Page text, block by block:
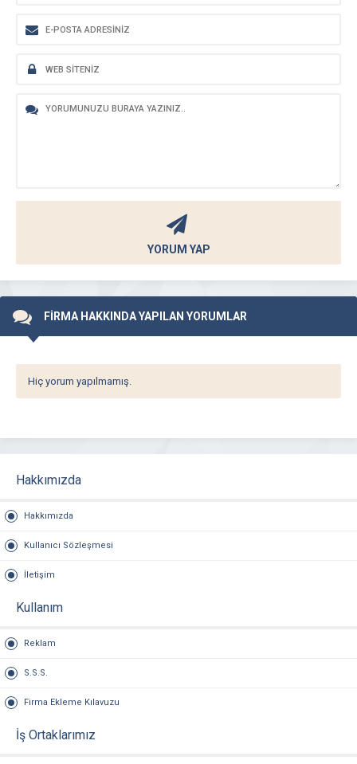
YORUM YAP
FİRMA HAKKINDA YAPILAN YORUMLAR
Hiç yorum yapılmamış.
Hakkımızda
Hakkımızda
Kullanıcı Sözleşmesi
İletişim
Kullanım
Reklam
S.S.S.
Firma Ekleme Kılavuzu
İş Ortaklarımız